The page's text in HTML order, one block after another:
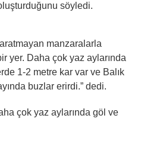
söyledi.
aratmayan manzaralarla
yer. Daha çok yaz aylarında
1-2 metre kar var ve Balık
buzlar erirdi.” dedi.
çok yaz aylarında göl ve